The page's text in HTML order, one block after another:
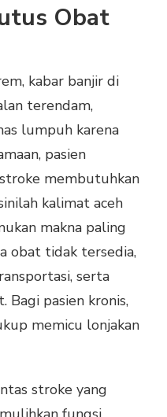
Obat
kabar banjir di
terendam,
lumpuh karena
pasien
membutuhkan
kalimat aceh
makna paling
obat tidak tersedia,
serta
Bagi pasien kronis,
memicu lonjakan
stroke yang